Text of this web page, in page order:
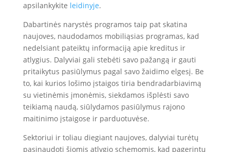
apsilankykite leidinyje.
Dabartinės narystės programos taip pat skatina
naujoves, naudodamos mobiliąsias programas, kad
nedelsiant pateiktų informaciją apie kreditus ir
atlygius. Dalyviai gali stebėti savo pažangą ir gauti
pritaikytus pasiūlymus pagal savo žaidimo elgesį. Be
to, kai kurios lošimo įstaigos tiria bendradarbiavimą
su vietinėmis įmonėmis, siekdamos išplėsti savo
teikiamą naudą, siūlydamos pasiūlymus rajono
maitinimo įstaigose ir parduotuvėse.
Sektoriui ir toliau diegiant naujoves, dalyviai turėtų
pasinaudoti šiomis atlygio schemomis, kad pagerintų